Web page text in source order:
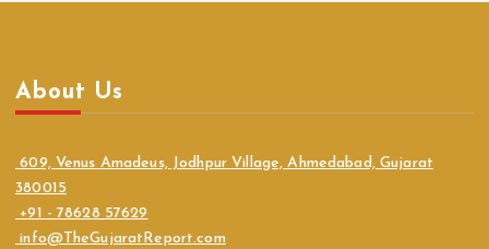
About Us
609, Venus Amadeus, Jodhpur Village, Ahmedabad, Gujarat
380015
+91 - 78628 57629
info@TheGujaratReport.com